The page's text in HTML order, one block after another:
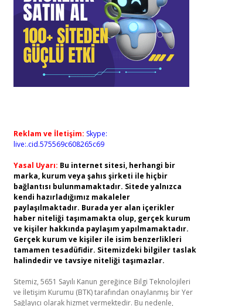
Reklam ve İletişim: Skype:
live:.cid.575569c608265c69
Yasal Uyarı: Bu internet sitesi, herhangi bir
marka, kurum veya şahıs şirketi ile hiçbir
bağlantısı bulunmamaktadır. Sitede yalnızca
kendi hazırladığımız makaleler
paylaşılmaktadır. Burada yer alan içerikler
haber niteliği taşımamakta olup, gerçek kurum
ve kişiler hakkında paylaşım yapılmamaktadır.
Gerçek kurum ve kişiler ile isim benzerlikleri
tamamen tesadüfidir. Sitemizdeki bilgiler taslak
halindedir ve tavsiye niteliği taşımazlar.
Sitemiz, 5651 Sayılı Kanun gereğince Bilgi Teknolojileri
ve İletişim Kurumu (BTK) tarafından onaylanmış bir Yer
Sağlayıcı olarak hizmet vermektedir. Bu nedenle,